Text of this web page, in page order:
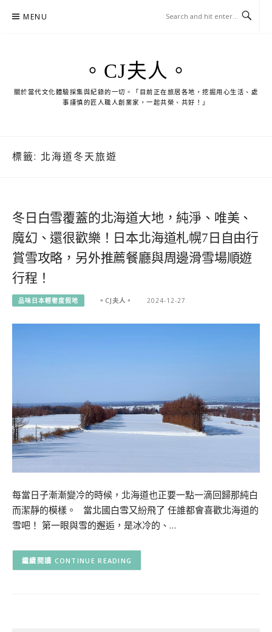
MENU
。CJ夫人。
關於當代文化體驗採集與紀錄的一切。「目前正在旅居各地，挖掘用心生活、處
事謹慎的匠人職人創業家，一起共榮、共好！」
標籤: 北海道冬天旅遊
冬日白雪覆蓋的北海道大地，純淨、唯美、
魔幻、還很歡樂！日本北海道札幌7日自由行
賞雪攻略，另外推薦餐廳與周邊滑雪場順遊
行程！
品味日本輕奢度假地 。CJ夫人。 2024-12-27
每當日子漸漸變冷的時候，北海道也正要一點一滴回歸那純白
而潔靜的模樣。 當北國白雪又紛飛了 任誰都會喜歡北海道的
雪吧！ 第一眼與雪的邂逅，是冰冷的、…
CONTINUE READING